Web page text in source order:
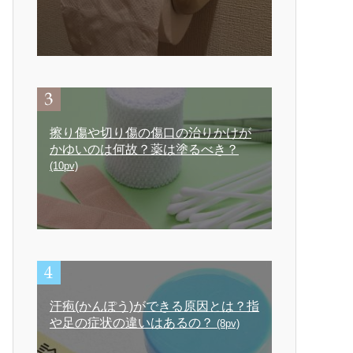
擦り傷や切り傷の傷口の治りかけが
かゆいのは何故？薬は塗るべき？
(10pv)
汗疱(かんぽう)ができる原因とは？指
や足の症状の違いはあるの？ (8pv)